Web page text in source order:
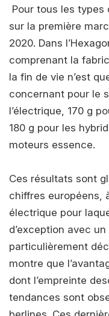
Pour tous les types
sur la première
2020. Dans
comprenant la
la fin de vie n’est
concernant pour le
l’électrique, 170 g
180 g pour les
moteurs essence.
Ces résultats sont
chiffres européens,
électrique pour
d’exception avec
particulièrement
montre que
dont l’empreinte
tendances sont